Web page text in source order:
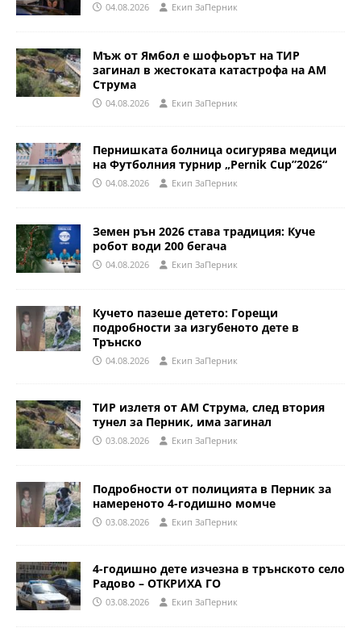
04.08.2026 Eкип ЗаПерник
Мъж от Ямбол е шофьорът на ТИР
загинал в жестоката катастрофа на АМ
Струма
04.08.2026 Eкип ЗаПерник
Пернишката болница осигурява медици
на Футболния турнир „Pernik Cup”2026“
04.08.2026 Eкип ЗаПерник
Земен рън 2026 става традиция: Куче
робот води 200 бегача
04.08.2026 Eкип ЗаПерник
Кучето пазеше детето: Горещи
подробности за изгубеното дете в
Трънско
04.08.2026 Eкип ЗаПерник
ТИР излетя от АМ Струма, след втория
тунел за Перник, има загинал
03.08.2026 Eкип ЗаПерник
Подробности от полицията в Перник за
намереното 4-годишно момче
03.08.2026 Eкип ЗаПерник
4-годишно дете изчезна в трънското село
Радово – ОТКРИХА ГО
03.08.2026 Eкип ЗаПерник